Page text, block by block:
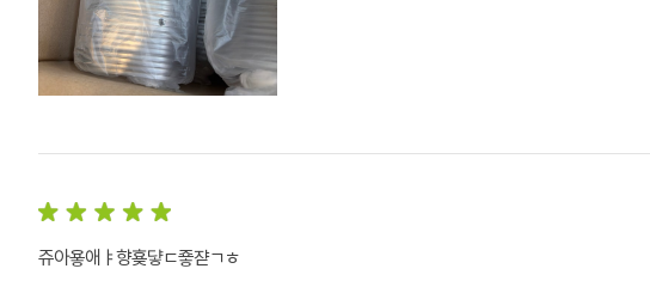
쥬아욯애ㅑ향횾댷ㄷ죻쟏ㄱㅎ